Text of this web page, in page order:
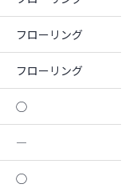
フローリング
フローリング
◯
―
◯